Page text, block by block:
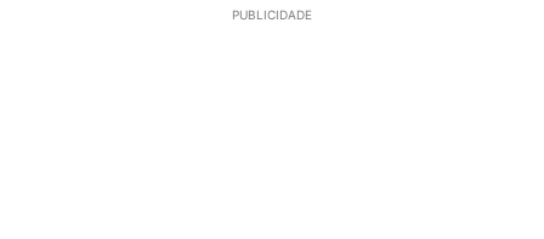
PUBLICIDADE